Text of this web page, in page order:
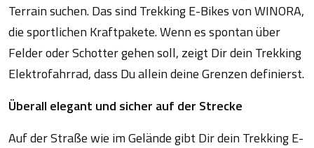
Terrain suchen. Das sind Trekking E-Bikes von WINORA,
die sportlichen Kraftpakete. Wenn es spontan über
Felder oder Schotter gehen soll, zeigt Dir dein Trekking
Elektrofahrrad, dass Du allein deine Grenzen definierst.
Überall elegant und sicher auf der Strecke
Auf der Straße wie im Gelände gibt Dir dein Trekking E-